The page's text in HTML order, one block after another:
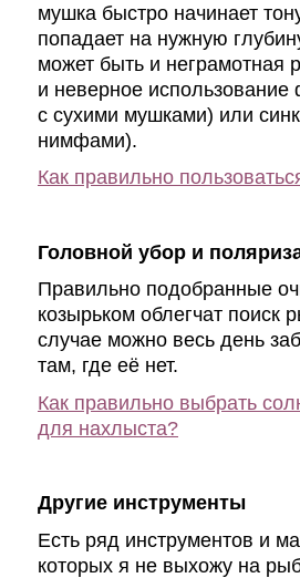
мушка быстро начинает
попадает на нужную
может быть и неграмотная
и неверное использование
с сухими мушками) или
нимфами).
Как правильно
Головной убор и
Правильно подобранные
козырьком облегчат поиск
случае можно весь день
там, где её нет.
Как правильно выбрать
для нахлыста?
Другие инструменты
Есть ряд инструментов и
которых я не выхожу на